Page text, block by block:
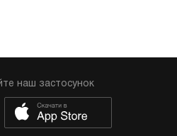
наш застосунок